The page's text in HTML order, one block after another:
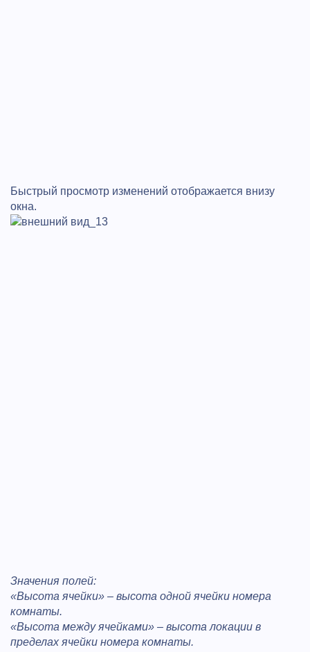
Быстрый просмотр изменений отображается внизу
окна.
Значения полей:
«Высота ячейки» – высота одной ячейки номера
комнаты.
«Высота между ячейками» – высота локации в
пределах ячейки номера комнаты.